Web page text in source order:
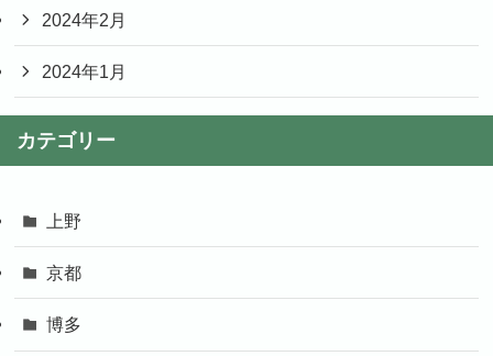
2024年2月
2024年1月
カテゴリー
上野
京都
博多